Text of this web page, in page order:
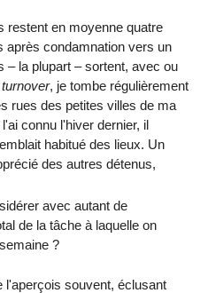
restent en moyenne quatre
après condamnation vers un
– la plupart – sortent, avec ou
turnover, je tombe régulièrement
rues des petites villes de ma
connu l'hiver dernier, il
habitué des lieux. Un
des autres détenus,
avec autant de
de la tâche à laquelle on
?
l'aperçois souvent, éclusant